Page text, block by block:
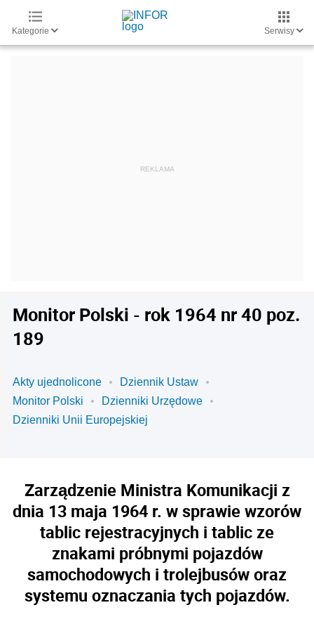
Kategorie Serwisy
Monitor Polski - rok 1964 nr 40 poz.
189
Akty ujednolicone
Dziennik Ustaw
Monitor Polski
Dzienniki Urzędowe
Dzienniki Unii Europejskiej
Zarządzenie Ministra Komunikacji z
dnia 13 maja 1964 r. w sprawie wzorów
tablic rejestracyjnych i tablic ze
znakami próbnymi pojazdów
samochodowych i trolejbusów oraz
systemu oznaczania tych pojazdów.